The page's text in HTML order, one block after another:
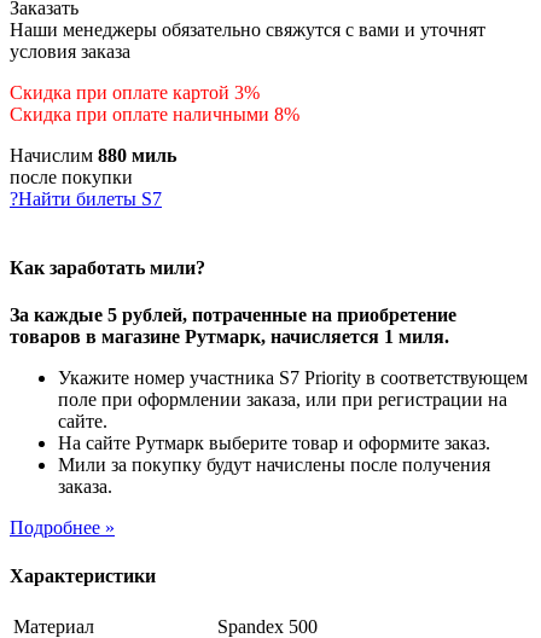
Заказать
Наши менеджеры обязательно свяжутся с вами и уточнят
условия заказа
Скидка при оплате картой 3%
Скидка при оплате наличными 8%
Начислим 880 миль
после покупки
?Найти билеты S7
Как заработать мили?
За каждые 5 рублей, потраченные на приобретение
товаров в магазине Рутмарк, начисляется 1 миля.
Укажите номер участника S7 Priority в соответствующем
поле при оформлении заказа, или при регистрации на
сайте.
На сайте Рутмарк выберите товар и оформите заказ.
Мили за покупку будут начислены после получения
заказа.
Подробнее »
Характеристики
Материал
Spandex 500